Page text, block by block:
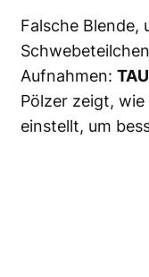
Falsche Blende,
Aufnahmen:
Pölzer zeigt,
einstellt, um